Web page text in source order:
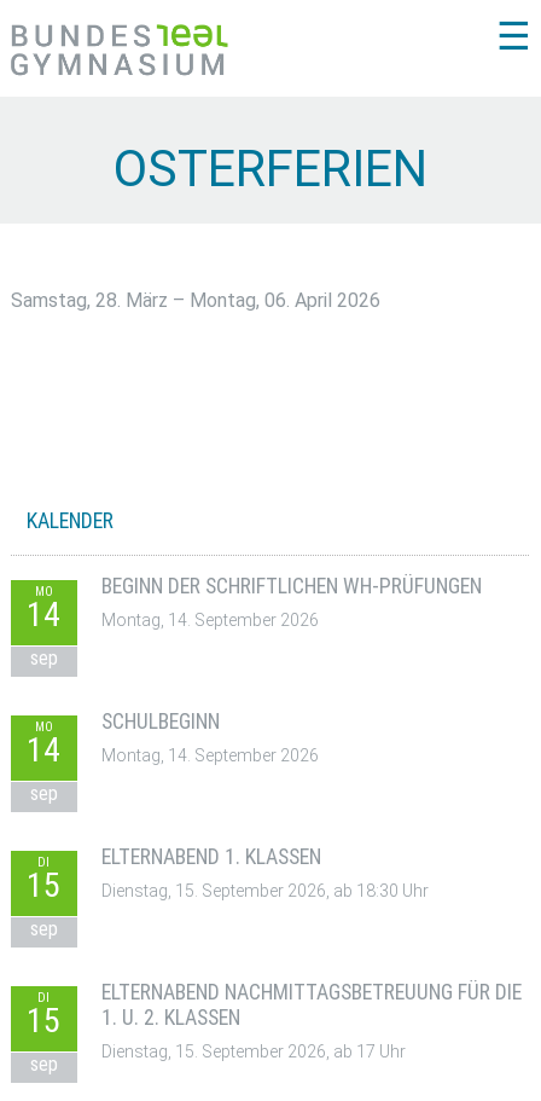
☰
OSTERFERIEN
Samstag, 28. März – Montag, 06. April 2026
KALENDER
MO
14
sep
BEGINN DER SCHRIFTLICHEN WH-PRÜFUNGEN
Montag, 14. September 2026
MO
14
sep
SCHULBEGINN
Montag, 14. September 2026
DI
15
sep
ELTERNABEND 1. KLASSEN
Dienstag, 15. September 2026, ab 18:30 Uhr
DI
15
sep
ELTERNABEND NACHMITTAGSBETREUUNG FÜR DIE
1. U. 2. KLASSEN
Dienstag, 15. September 2026, ab 17 Uhr